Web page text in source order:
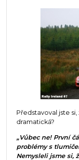
Představoval jste
dramatická?
„Vůbec ne! První
problémy s
Nemysleli jsme si,